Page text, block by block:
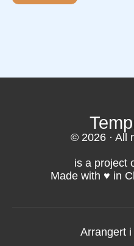
© 2026 · All
is a project
Made with ♥️ in
Arrangert